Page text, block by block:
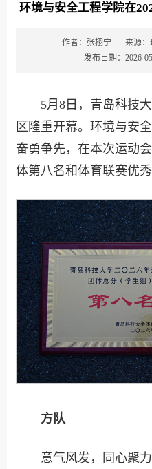
环境与安全工程学院在
作者：张栩宁 来源：
发布日期：2026-
5月8日，青岛科技
区隆重开幕。环境与安
奋勇争先，在本次运动
体第八名和体育联赛优秀
方队
意气风发，同心聚力